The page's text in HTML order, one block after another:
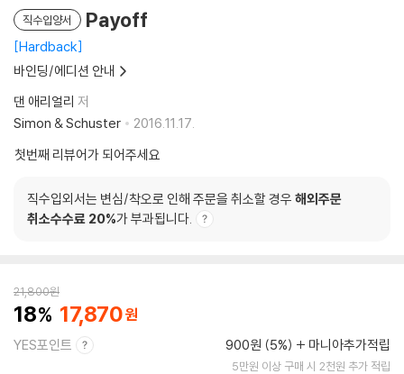
직수입양서 Payoff
Hardback
바인딩/에디션 안내
댄 애리얼리 저
Simon & Schuster
2016.11.17.
첫번째 리뷰어가 되어주세요
직수입외서는 변심/착오로 인해 주문을 취소할 경우 해외주문
취소수수료 20%가 부과됩니다.
21,800원
18 17,870
YES포인트 900원 (5%) 마니아추가적립
5만원 이상 구매 시 2천원 추가 적립